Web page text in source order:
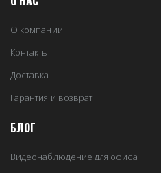
О компании
Контакты
Доставка
Гарантия и возврат
БЛОГ
Видеонаблюдение для офиса